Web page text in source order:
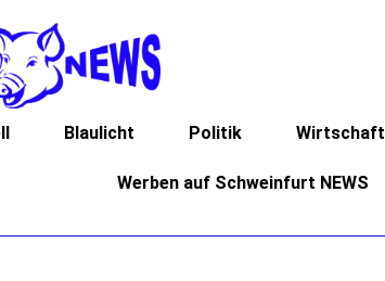
Blaulicht Politik Wirtschaft
Werben auf Schweinfurt NEWS